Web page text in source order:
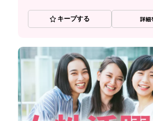
キープする 詳細